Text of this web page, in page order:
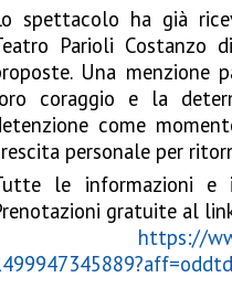
spettacolo ha già
Parioli Costanzo
Una
coraggio e la
come
personale per
le informazioni e
gratuite al
https://